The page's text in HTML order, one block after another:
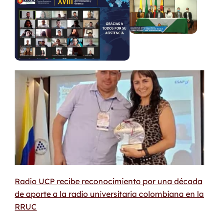
Radio UCP recibe reconocimiento por una década
de aporte a la radio universitaria colombiana en la
RRUC